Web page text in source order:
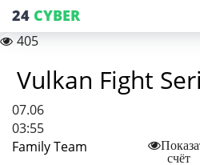
24 CYBER
405
Vulkan Fight
07.06
03:55
Family Team
счёт